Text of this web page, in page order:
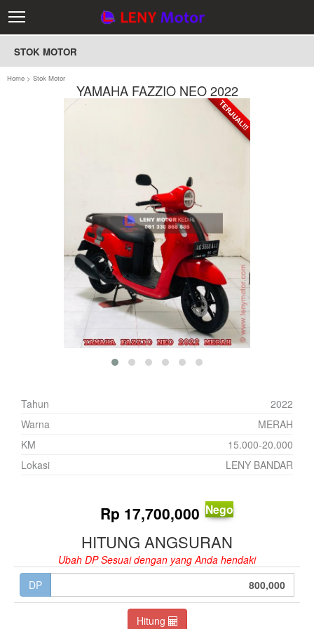
STOK MOTOR
Home > Stok Motor
YAMAHA FAZZIO NEO 2022
TERJUAL!!!
Tahun
2022
Warna
MERAH
KM
15.000-20.000
Lokasi
LENY BANDAR
Rp 17,700,000 Nego
HITUNG ANGSURAN
Ubah DP Sesuai dengan yang Anda hendaki
DP
Hitung